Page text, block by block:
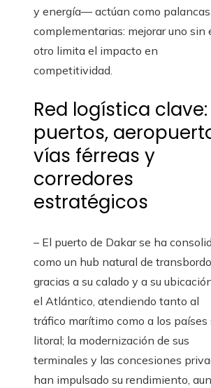
y energía— actúan como palancas
complementarias: mejorar uno sin
otro limita el impacto en
competitividad.
Red logística clave:
puertos,
vías férreas y
corredores
estratégicos
– El puerto de Dakar se ha
como un hub natural de transbordo
gracias a su calado y a su
el Atlántico, atendiendo tanto al
tráfico marítimo como a los países
litoral; la modernización de sus
terminales y las concesiones
han impulsado su rendimiento,